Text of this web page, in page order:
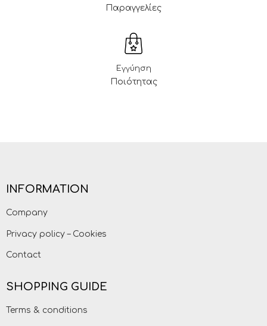
Παραγγελίες
Εγγύηση
Ποιότητας
INFORMATION
Company
Privacy policy – Cookies
Contact
SHOPPING GUIDE
Terms & conditions